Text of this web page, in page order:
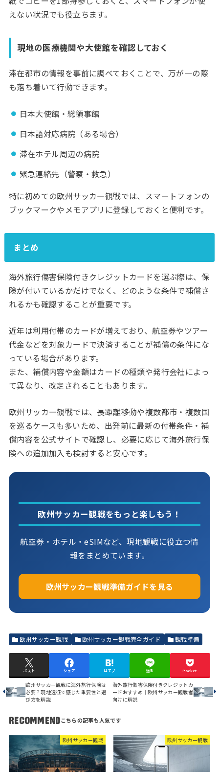
えない状況でも役立ちます。
現地の医療機関や大使館を確認しておく
滞在都市の情報を事前に調べておくことで、万が一の際
も落ち着いて行動できます。
日本大使館・総領事館
日本語対応病院（ある場合）
滞在ホテル周辺の病院
緊急連絡先（警察・救急）
特に初めての欧州サッカー観戦では、スマートフォンの
ブックマークやメモアプリに登録しておくと便利です。
まとめ
海外旅行傷害保険付きクレジットカードを選ぶ際は、保
険が付いているかだけでなく、どのような条件で補償さ
れるかも確認することが重要です。
近年は利用付帯のカードが増えており、航空券やツアー
代金などを対象カードで決済することが補償の条件にな
っている場合があります。
また、補償内容や金額はカードの種類や発行会社によっ
て異なり、改定されることもあります。
欧州サッカー観戦では、長距離移動や複数都市・複数国
を巡るケースも多いため、出発前に最新の付帯条件・補
償内容を公式サイトで確認し、必要に応じて海外旅行保
険への追加加入も検討すると安心です。
欧州サッカー観戦をもっと楽しもう！
航空券・ホテル・eSIMなど、現地観戦に役立つ情
報をまとめています。
欧州サッカー観戦準備ガイドを見る
欧州サッカー観戦 欧州サッカー観戦完全ガイド 観戦準備
ポスト シェア はてブ 送る Pocket
欧州サッカー観戦に海外旅行保険は
必要？現地遠征で感じた重要性と選
び方を解説
海外旅行傷害保険付きクレジットカ
ードおすすめ｜欧州サッカー観戦者
向けに解説
RECOMMEND
欧州サッカー観戦 欧州サッカー観戦